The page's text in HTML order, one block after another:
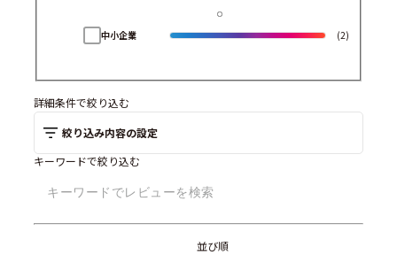
中小企業 (2)
詳細条件で絞り込む
絞り込み内容の設定
キーワードで絞り込む
並び順